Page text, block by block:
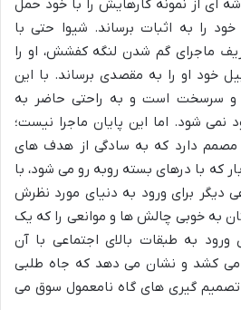
ای از نمونه کارهایش را با خود حمل
را به اثبات برساند. شیوا حتی با
ماجرای گم شدن لنگه کفشش، او را
خود او را به مقصدی برساند. با این
و سرسخت است و به راحتی حاضر به
نمی شود. اما این پایان ماجرا نیست؛
دارد که به سادگی از هدف های
که با درهای بسته روبه رو می شود، با
دیگر برای ورود به دنیای مورد نظرش
به خوبی چالش ها و موانعی را که یک
ورود به طبقات بالای اجتماعی با آن
می کشد و نشان می دهد که جاه طلبی
گیری های گاه نامعمول سوق می